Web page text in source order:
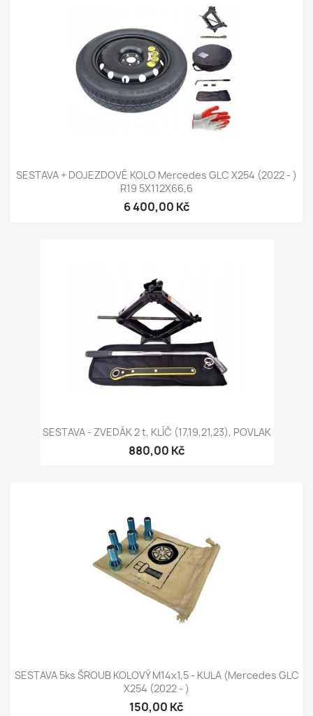
SESTAVA + DOJEZDOVÉ KOLO Mercedes GLC X254 (2022 - )
R19 5X112X66,6
6 400,00 Kč
SESTAVA - ZVEDÁK 2 t, KLÍČ (17,19,21,23), POVLAK
880,00 Kč
SESTAVA 5ks ŠROUB KOLOVÝ M14x1,5 - KULA (Mercedes GLC
X254 (2022 - )
150,00 Kč